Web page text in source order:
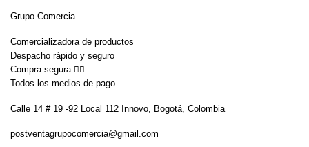
Grupo Comercia
Comercializadora de productos
Despacho rápido y seguro
Compra segura 👇🏼
Todos los medios de pago
Calle 14 # 19 -92 Local 112 Innovo, Bogotá, Colombia
postventagrupocomercia@gmail.com